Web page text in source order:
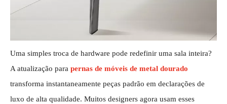
Uma simples troca de hardware pode redefinir uma sala inteira?
A atualização para pernas de móveis de metal dourado
transforma instantaneamente peças padrão em declarações de
luxo de alta qualidade. Muitos designers agora usam esses